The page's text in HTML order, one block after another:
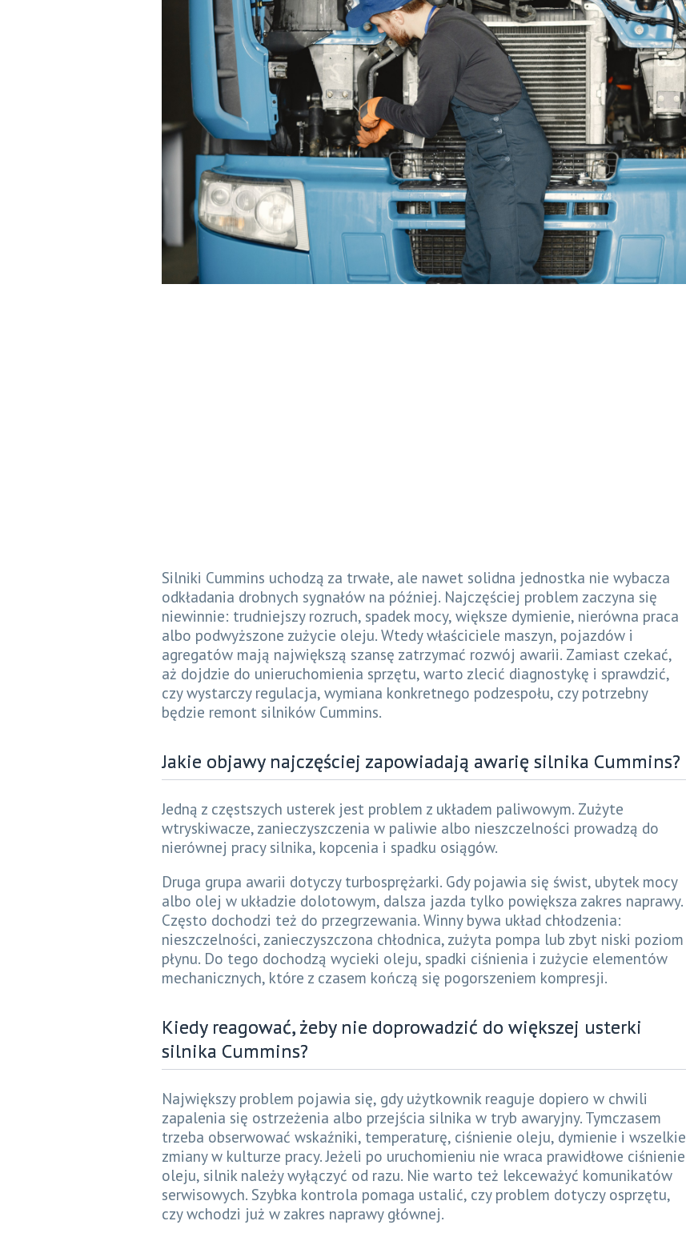
Silniki Cummins uchodzą za trwałe, ale nawet solidna jednostka nie wybacza
odkładania drobnych sygnałów na później. Najczęściej problem zaczyna się
niewinnie: trudniejszy rozruch, spadek mocy, większe dymienie, nierówna praca
albo podwyższone zużycie oleju. Wtedy właściciele maszyn, pojazdów i
agregatów mają największą szansę zatrzymać rozwój awarii. Zamiast czekać,
aż dojdzie do unieruchomienia sprzętu, warto zlecić diagnostykę i sprawdzić,
czy wystarczy regulacja, wymiana konkretnego podzespołu, czy potrzebny
będzie remont silników Cummins.
​Jakie objawy najczęściej zapowiadają awarię silnika Cummins?
Jedną z częstszych usterek jest problem z układem paliwowym. Zużyte
wtryskiwacze, zanieczyszczenia w paliwie albo nieszczelności prowadzą do
nierównej pracy silnika, kopcenia i spadku osiągów.
Druga grupa awarii dotyczy turbosprężarki. Gdy pojawia się świst, ubytek mocy
albo olej w układzie dolotowym, dalsza jazda tylko powiększa zakres naprawy.
Często dochodzi też do przegrzewania. Winny bywa układ chłodzenia:
nieszczelności, zanieczyszczona chłodnica, zużyta pompa lub zbyt niski poziom
płynu. Do tego dochodzą wycieki oleju, spadki ciśnienia i zużycie elementów
mechanicznych, które z czasem kończą się pogorszeniem kompresji.
​Kiedy reagować, żeby nie doprowadzić do większej usterki
silnika Cummins?
Największy problem pojawia się, gdy użytkownik reaguje dopiero w chwili
zapalenia się ostrzeżenia albo przejścia silnika w tryb awaryjny. Tymczasem
trzeba obserwować wskaźniki, temperaturę, ciśnienie oleju, dymienie i wszelkie
zmiany w kulturze pracy. Jeżeli po uruchomieniu nie wraca prawidłowe ciśnienie
oleju, silnik należy wyłączyć od razu. Nie warto też lekceważyć komunikatów
serwisowych. Szybka kontrola pomaga ustalić, czy problem dotyczy osprzętu,
czy wchodzi już w zakres naprawy głównej.